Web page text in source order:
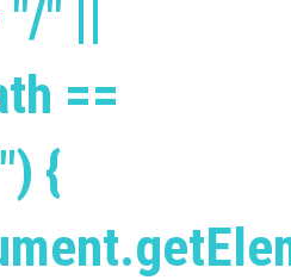
" ||
==
{